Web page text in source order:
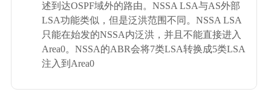
述到达OSPF域外的路由。NSSA LSA与AS外部
LSA功能类似，但是泛洪范围不同。NSSA LSA
只能在始发的NSSA内泛洪，并且不能直接进入
Area0。NSSA的ABR会将7类LSA转换成5类LSA
注入到Area0